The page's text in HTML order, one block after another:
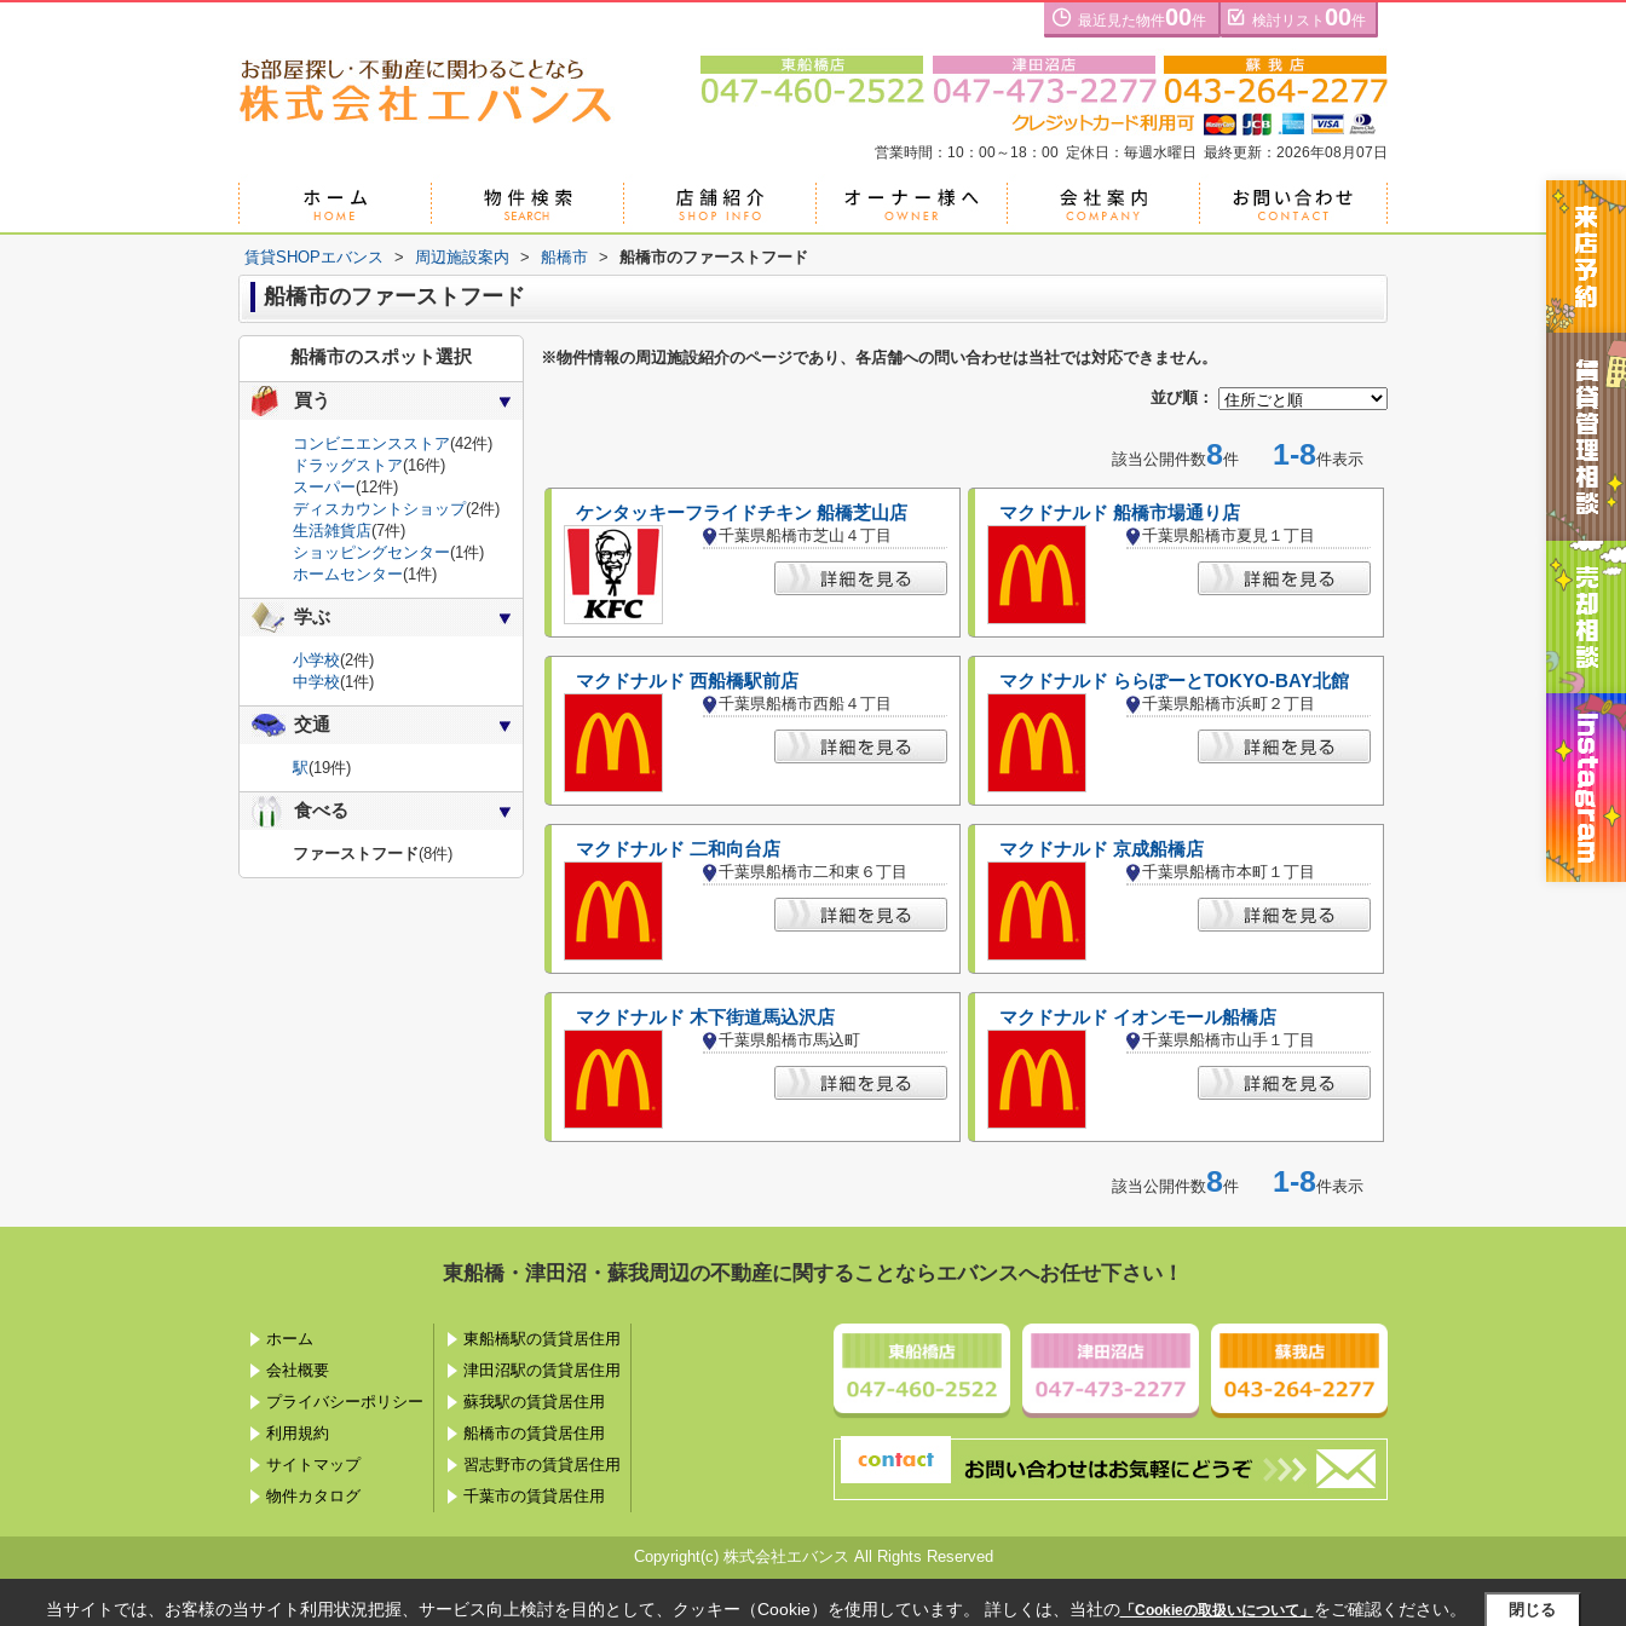
最近見た物件00件 検討リスト 00件
営業時間：10：00～18：00 定休日：毎週水曜日 最終更新：2026年08月07日
賃貸SHOPエバンス > 周辺施設案内 > 船橋市 > 船橋市のファーストフード
船橋市のファーストフード
※物件情報の周辺施設紹介のページであり、各店舗への問い合わせは当社では対応できません。
並び順：
該当公開件数8件 1-8件表示
ケンタッキーフライドチキン 船橋芝山店
千葉県船橋市芝山４丁目
マクドナルド 船橋市場通り店
千葉県船橋市夏見１丁目
マクドナルド 西船橋駅前店
千葉県船橋市西船４丁目
マクドナルド ららぽーとTOKYO-BAY北館
千葉県船橋市浜町２丁目
マクドナルド 二和向台店
千葉県船橋市二和東６丁目
マクドナルド 京成船橋店
千葉県船橋市本町１丁目
マクドナルド 木下街道馬込沢店
千葉県船橋市馬込町
マクドナルド イオンモール船橋店
千葉県船橋市山手１丁目
該当公開件数8件 1-8件表示
船橋市のスポット選択
買う
コンビニエンスストア(42件)
ドラッグストア(16件)
スーパー(12件)
ディスカウントショップ(2件)
生活雑貨店(7件)
ショッピングセンター(1件)
ホームセンター(1件)
学ぶ
小学校(2件)
中学校(1件)
交通
駅(19件)
食べる
ファーストフード(8件)
東船橋・津田沼・蘇我周辺の不動産に関することならエバンスへお任せ下さい！
ホーム
会社概要
プライバシーポリシー
利用規約
サイトマップ
物件カタログ
東船橋駅の賃貸居住用
津田沼駅の賃貸居住用
蘇我駅の賃貸居住用
船橋市の賃貸居住用
習志野市の賃貸居住用
千葉市の賃貸居住用
Copyright(c) 株式会社エバンス All Rights Reserved
当サイトでは、お客様の当サイト利用状況把握、サービス向上検討を目的として、クッキー（Cookie）を使用しています。 詳しくは、当社の「Cookieの取扱いについて」 をご確認ください。 閉じる